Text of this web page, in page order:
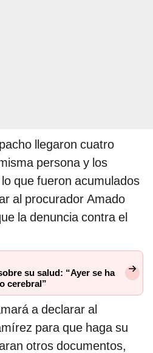
llegaron cuatro
persona y los
que fueron acumulados
al procurador Amado
la denuncia contra el
su salud: “Ayer se ha
cerebral”
a declarar al
para que haga su
otros documentos,